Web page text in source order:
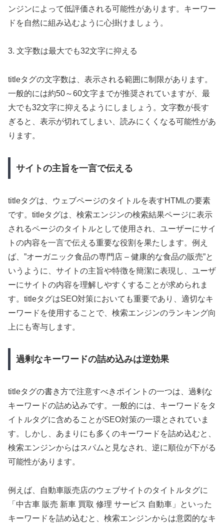
ンジンによって低評価される可能性があります。キーワー
ドを自然に組み込むように心掛けましょう。
3. 文字数は最大でも32文字に抑える
titleタグの文字数は、表示される範囲に制限があります。
一般的には約50～60文字までが推奨されていますが、最
大でも32文字に抑えるようにしましょう。文字数が長す
ぎると、表示が切れてしまい、読みにくくなる可能性があ
ります。
サイトの主旨を一言で伝える
titleタグは、ウェブページのタイトルを表すHTMLの要素
です。titleタグは、検索エンジンの検索結果ページに表示
されるページのタイトルとして使用され、ユーザーにサイ
トの内容を一言で伝える重要な役割を果たします。例え
ば、”オーガニック食品の専門店 – 健康的な食品の販売”と
いうように、サイトの主旨や特徴を簡潔に表現し、ユーザ
ーにサイトの内容を理解しやすくすることが求められま
す。titleタグはSEO対策においても重要であり、適切なキ
ーワードを使用することで、検索エンジンのランキング向
上にも寄与します。
過剰なキーワードの詰め込みは逆効果
titleタグの書き方で注意すべきポイントの一つは、過剰な
キーワードの詰め込みです。一般的には、キーワードをタ
イトルタグに含めることがSEO対策の一環とされていま
す。しかし、あまりにも多くのキーワードを詰め込むと、
検索エンジンからはスパムと見なされ、逆に順位が下がる
可能性があります。
例えば、自動車販売店のウェブサイトのタイトルタグに
「中古車 販売 新車 買取 修理 サービス 自動車」といった
キーワードを詰め込むと、検索エンジンからは意図的なキ